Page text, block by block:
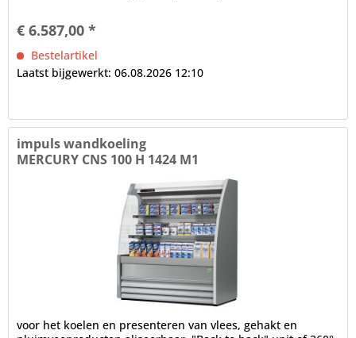
€ 6.587,00 *
Bestelartikel
Laatst bijgewerkt: 06.08.2026 12:10
impuls wandkoeling
MERCURY CNS 100 H 1424 M1
voor het koelen en presenteren van vlees, gehakt en